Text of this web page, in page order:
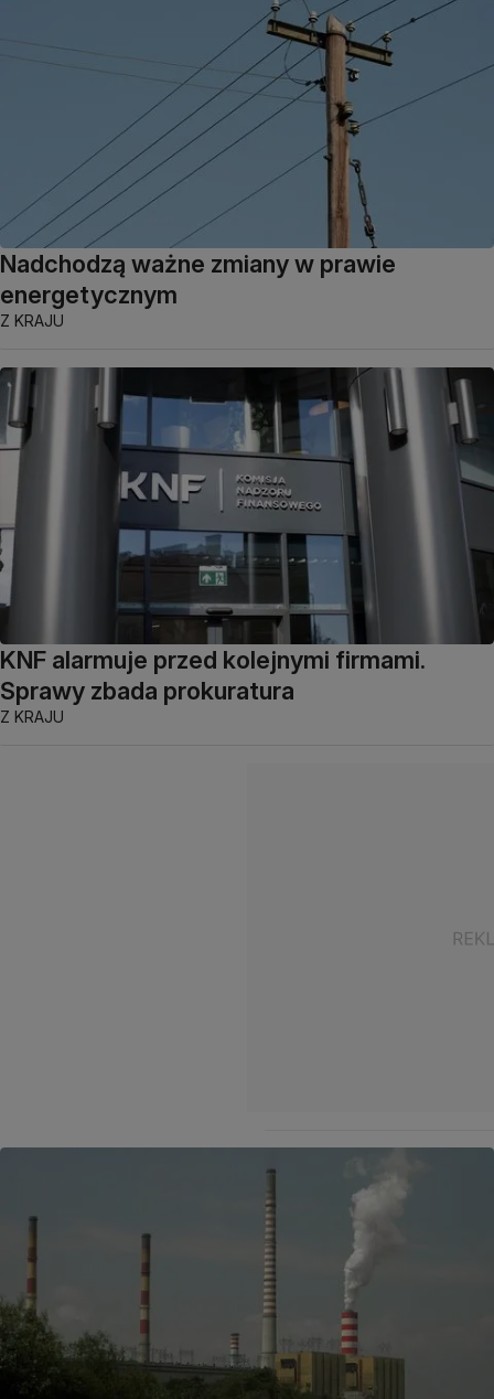
Nadchodzą ważne zmiany w prawie
energetycznym
Z KRAJU
KNF alarmuje przed kolejnymi firmami.
Sprawy zbada prokuratura
Z KRAJU